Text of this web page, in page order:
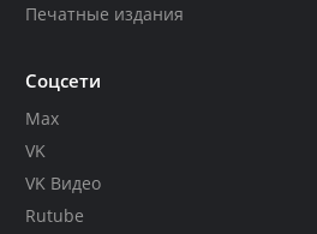
Печатные издания
Соцсети
Max
VK
VK Видео
Rutube